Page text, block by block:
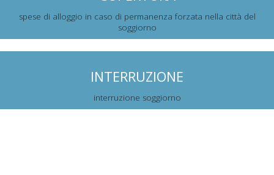
spese di alloggio in caso di permanenza forzata nella città del
soggiorno
INTERRUZIONE
interruzione soggiorno